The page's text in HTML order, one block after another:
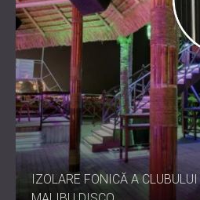
IZOLARE FONICĂ A